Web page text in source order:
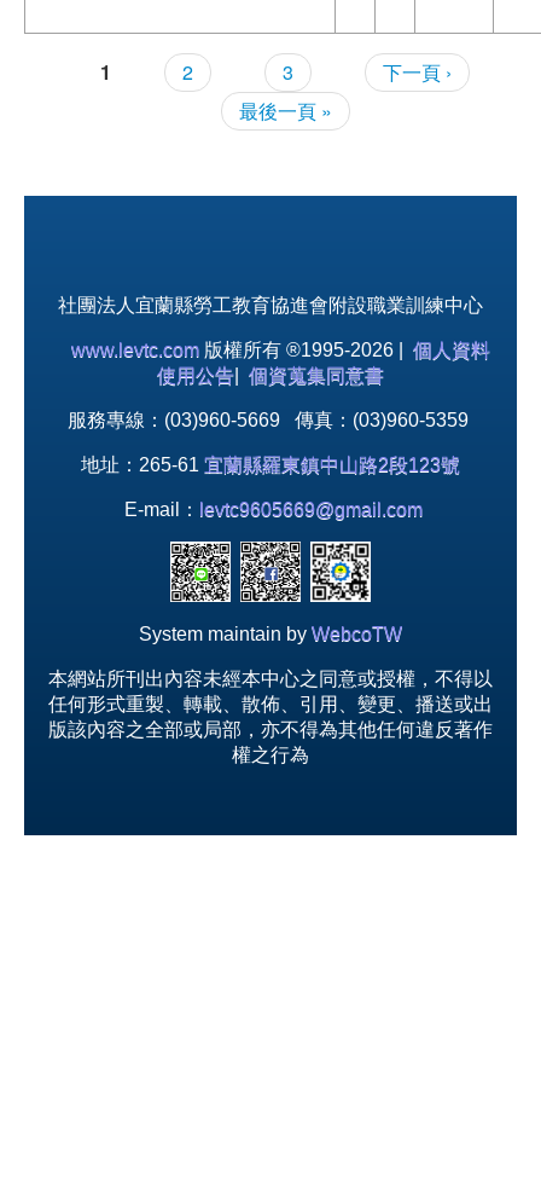
1 2 3
下一頁 ›
最後一頁 »
社團法人宜蘭縣勞工教育協進會附設職業訓練中心
www.levtc.com 版權所有 ®1995-2026 | 個人資料
使用公告
個資蒐集同意書
服務專線：(03)960-5669 傳真：(03)960-5359
地址：265-61 宜蘭縣羅東鎮中山路2段123號
E-mail： levtc9605669@gmail.com
System maintain by WebcoTW
本網站所刊出內容未經本中心之同意或授權，不得以
任何形式重製、轉載、散佈、引用、變更、播送或出
版該內容之全部或局部，亦不得為其他任何違反著作
權之行為